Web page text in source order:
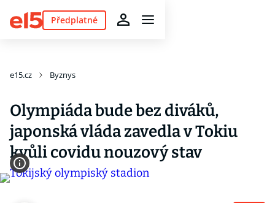
Předplatné
e15.cz Byznys
Olympiáda bude bez diváků,
japonská vláda zavedla v Tokiu
kvůli covidu nouzový stav